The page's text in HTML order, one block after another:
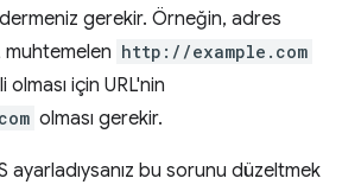
gerekir. Örneğin, adres
http://example.com
için URL'nin
olması gerekir.
ayarladıysanız bu sorunu düzeltmek